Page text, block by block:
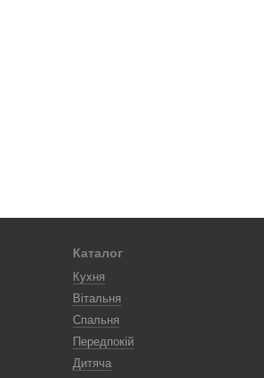
Каталог
Кухня
Вітальня
Спальня
Передпокій
Дитяча